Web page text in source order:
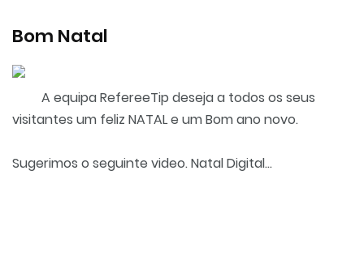
Bom Natal
A equipa RefereeTip deseja a todos os seus
visitantes um feliz NATAL e um Bom ano novo.
Sugerimos o seguinte video. Natal Digital...